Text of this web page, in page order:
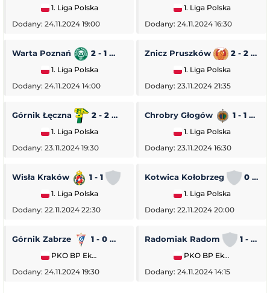
1. Liga Polska
Dodany: 24.11.2024 19:00
1. Liga Polska
Dodany: 24.11.2024 16:30
Warta Poznań 2 - 1 Pogoń Siedlce
1. Liga Polska
Dodany: 24.11.2024 14:00
Znicz Pruszków 2 - 2
1. Liga Polska
Dodany: 23.11.2024 21:35
Górnik Łęczna 2 - 2 GKS Tychy
1. Liga Polska
Dodany: 23.11.2024 19:30
Chrobry Głogów 1 - 1
1. Liga Polska
Dodany: 23.11.2024 16:30
Wisła Kraków 1 - 1 Stal Rzeszów
1. Liga Polska
Dodany: 22.11.2024 22:30
Kotwica Kołobrzeg 0 - 5
1. Liga Polska
Dodany: 22.11.2024 20:00
Górnik Zabrze 1 - 0 Piast Gliwice
PKO BP Ekstraklasa
Dodany: 24.11.2024 19:30
Radomiak Radom 1 - 2
PKO BP Ekstraklasa
Dodany: 24.11.2024 14:15